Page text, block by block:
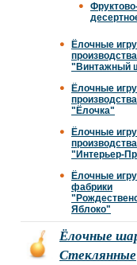
Ёлочные
производства
"Винтажный
Ёлочные
"Ёлочка"
Ёлочные
"Интерьер-
Ёлочные
фабрики
Яблоко"
Ёлочные
Стеклянные